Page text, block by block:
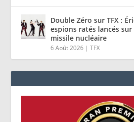
Double Zéro sur TFX :
espions ratés lancés sur
missile nucléaire
6 Août 2026 |TFX